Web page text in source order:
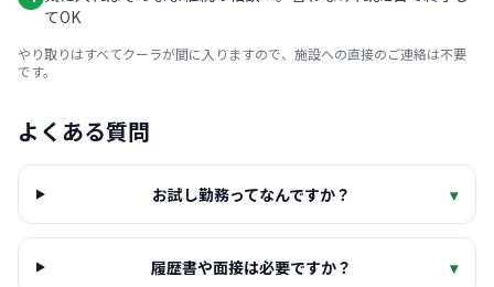
てOK
やり取りはすべてクーラが間に入りますので、施設への直接のご連絡は不要
です。
よくある質問
お試し勤務ってなんですか？ ▾
履歴書や面接は必要ですか？ ▾